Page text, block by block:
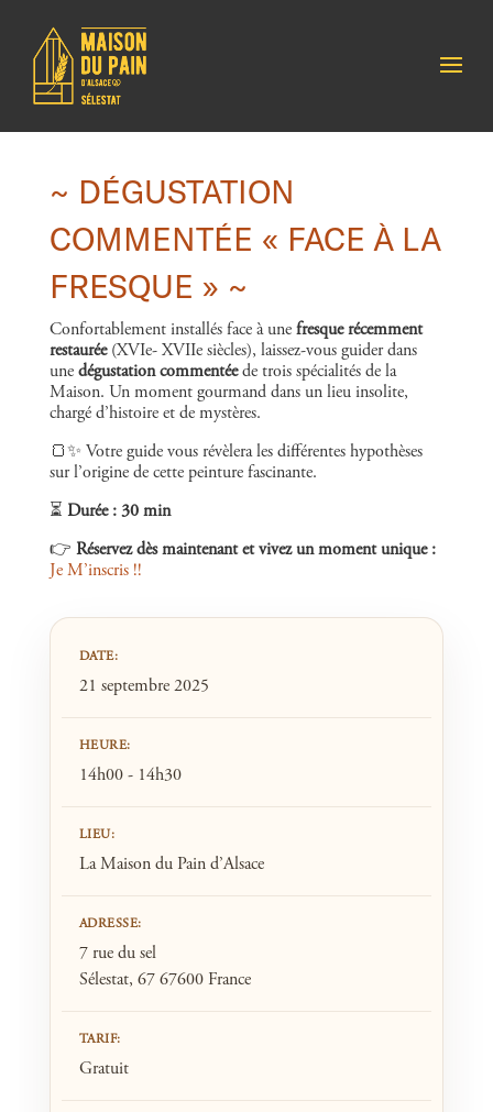
~ DÉGUSTATION
COMMENTÉE « FACE À LA
FRESQUE » ~
Confortablement installés face à unefresque récemment
restaurée(XVIe- XVIIe siècles), laissez-vous guider dans
une dégustation commentéede trois spécialités de la
Maison. Un moment gourmand dans un lieu insolite,
chargé d’histoire et de mystères.
🍞✨ Votre guide vous révèlera les différentes hypothèses
sur l’origine de cette peinture fascinante.
⏳ Durée : 30 min
👉 Réservez dès maintenant et vivez un moment unique :
Je M’inscris !!
DATE:
21 septembre 2025
HEURE:
14h00 - 14h30
LIEU:
La Maison du Pain d’Alsace
ADRESSE:
7 rue du sel
Sélestat, 67 67600 France
TARIF:
Gratuit